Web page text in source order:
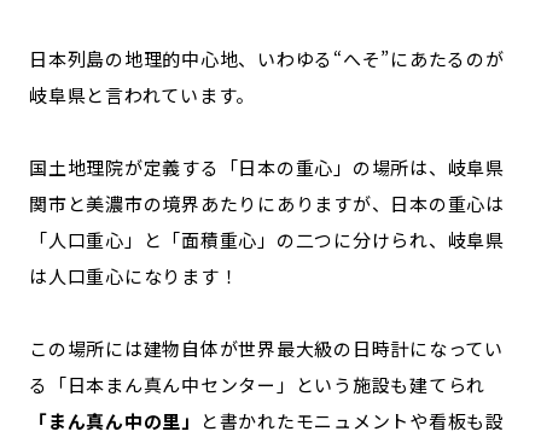
日本列島の地理的中心地、いわゆる“へそ”にあたるのが
岐阜県と言われています。
国土地理院が定義する「日本の重心」の場所は、岐阜県
関市と美濃市の境界あたりにありますが、日本の重心は
「人口重心」と「面積重心」の二つに分けられ、岐阜県
は人口重心になります！
この場所には建物自体が世界最大級の日時計になってい
る「日本まん真ん中センター」という施設も建てられ
「まん真ん中の里」
と書かれたモニュメントや看板も設